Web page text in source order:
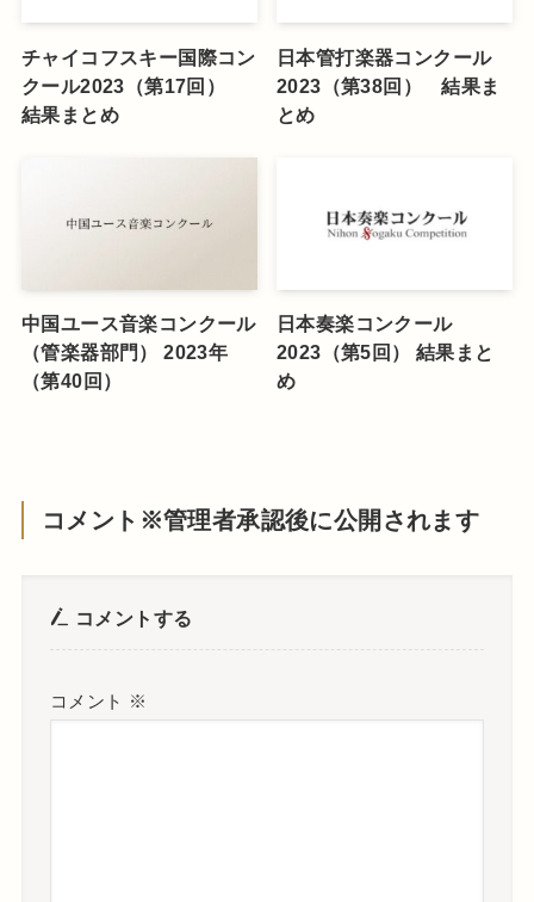
チャイコフスキー国際コン
クール2023（第17回）
結果まとめ
日本管打楽器コンクール
2023（第38回） 結果ま
とめ
中国ユース音楽コンクール
（管楽器部門） 2023年
（第40回）
日本奏楽コンクール
2023（第5回） 結果まと
め
コメント※管理者承認後に公開されます
コメントする
コメント ※